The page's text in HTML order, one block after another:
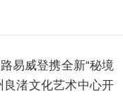
易威登携全新“秘境
良渚文化艺术中心开